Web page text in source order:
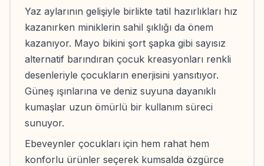
Yaz aylarının gelişiyle birlikte tatil hazırlıkları hız
kazanırken miniklerin sahil şıklığı da önem
kazanıyor. Mayo bikini şort şapka gibi sayısız
alternatif barındıran çocuk kreasyonları renkli
desenleriyle çocukların enerjisini yansıtıyor.
Güneş ışınlarına ve deniz suyuna dayanıklı
kumaşlar uzun ömürlü bir kullanım süreci
sunuyor.
Ebeveynler çocukları için hem rahat hem
konforlu ürünler seçerek kumsalda özgürce